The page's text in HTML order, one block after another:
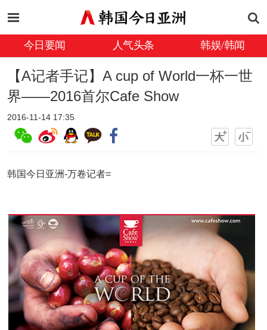
今日要闻 人气头条 韩娱/韩闻
【A记者手记】A cup of World一杯一世
界——2016首尔Cafe Show
2016-11-14 17:35
韩国今日亚洲-万卷记者=